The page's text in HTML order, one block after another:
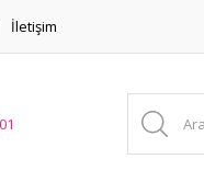
İletişim